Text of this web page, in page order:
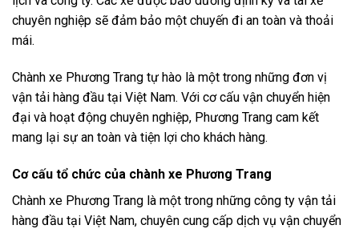
chuyên nghiệp sẽ đảm bảo một chuyến đi an toàn và thoải
mái.
Chành xe Phương Trang tự hào là một trong những đơn vị
vận tải hàng đầu tại Việt Nam. Với cơ cấu vận chuyển hiện
đại và hoạt động chuyên nghiệp, Phương Trang cam kết
mang lại sự an toàn và tiện lợi cho khách hàng.
Cơ cấu tổ chức của chành xe Phương Trang
Chành xe Phương Trang là một trong những công ty vận tải
hàng đầu tại Việt Nam, chuyên cung cấp dịch vụ vận chuyển